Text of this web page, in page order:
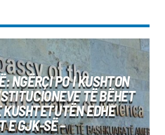
NGËRÇI PO I KUSHTON
TË BËHET
EDHE
E GJK-SË –